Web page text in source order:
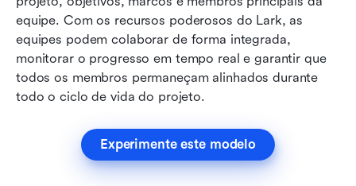
equipe. Com os recursos poderosos do Lark, as
equipes podem colaborar de forma integrada,
monitorar o progresso em tempo real e garantir que
todos os membros permaneçam alinhados durante
todo o ciclo de vida do projeto.
Experimente este modelo